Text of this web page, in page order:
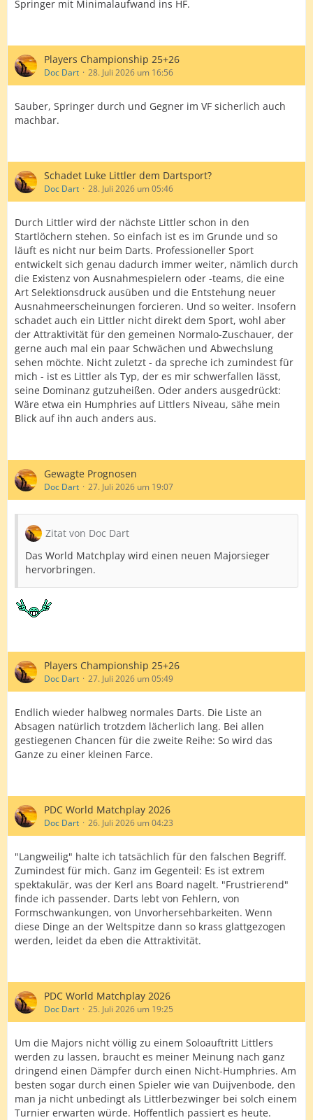
Springer mit Minimalaufwand ins HF.
Players Championship 25+26
Doc Dart 28. Juli 2026 um 16:56
Sauber, Springer durch und Gegner im VF sicherlich auch
machbar.
Schadet Luke Littler dem Dartsport?
Doc Dart 28. Juli 2026 um 05:46
Durch Littler wird der nächste Littler schon in den
Startlöchern stehen. So einfach ist es im Grunde und so
läuft es nicht nur beim Darts. Professioneller Sport
entwickelt sich genau dadurch immer weiter, nämlich durch
die Existenz von Ausnahmespielern oder -teams, die eine
Art Selektionsdruck ausüben und die Entstehung neuer
Ausnahmeerscheinungen forcieren. Und so weiter. Insofern
schadet auch ein Littler nicht direkt dem Sport, wohl aber
der Attraktivität für den gemeinen Normalo-Zuschauer, der
gerne auch mal ein paar Schwächen und Abwechslung
sehen möchte. Nicht zuletzt - da spreche ich zumindest für
mich - ist es Littler als Typ, der es mir schwerfallen lässt,
seine Dominanz gutzuheißen. Oder anders ausgedrückt:
Wäre etwa ein Humphries auf Littlers Niveau, sähe mein
Blick auf ihn auch anders aus.
Gewagte Prognosen
Doc Dart 27. Juli 2026 um 19:07
Zitat von Doc Dart
Das World Matchplay wird einen neuen Majorsieger
hervorbringen.
Players Championship 25+26
Doc Dart 27. Juli 2026 um 05:49
Endlich wieder halbweg normales Darts. Die Liste an
Absagen natürlich trotzdem lächerlich lang. Bei allen
gestiegenen Chancen für die zweite Reihe: So wird das
Ganze zu einer kleinen Farce.
PDC World Matchplay 2026
Doc Dart 26. Juli 2026 um 04:23
"Langweilig" halte ich tatsächlich für den falschen Begriff.
Zumindest für mich. Ganz im Gegenteil: Es ist extrem
spektakulär, was der Kerl ans Board nagelt. "Frustrierend"
finde ich passender. Darts lebt von Fehlern, von
Formschwankungen, von Unvorhersehbarkeiten. Wenn
diese Dinge an der Weltspitze dann so krass glattgezogen
werden, leidet da eben die Attraktivität.
PDC World Matchplay 2026
Doc Dart 25. Juli 2026 um 19:25
Um die Majors nicht völlig zu einem Soloauftritt Littlers
werden zu lassen, braucht es meiner Meinung nach ganz
dringend einen Dämpfer durch einen Nicht-Humphries. Am
besten sogar durch einen Spieler wie van Duijvenbode, den
man ja nicht unbedingt als Littlerbezwinger bei solch einem
Turnier erwarten würde. Hoffentlich passiert es heute.